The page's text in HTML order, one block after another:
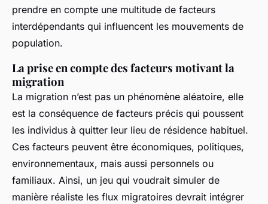
prendre en compte une multitude de facteurs
interdépendants qui influencent les mouvements de
population.
La prise en compte des facteurs motivant la
migration
La migration n’est pas un phénomène aléatoire, elle
est la conséquence de facteurs précis qui poussent
les individus à quitter leur lieu de résidence habituel.
Ces facteurs peuvent être économiques, politiques,
environnementaux, mais aussi personnels ou
familiaux. Ainsi, un jeu qui voudrait simuler de
manière réaliste les flux migratoires devrait intégrer